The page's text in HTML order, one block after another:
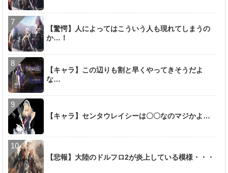
【驚愕】人によってはこういう人も現れてしまうの
か…！
【キャラ】この辺りも割と早くやってきそうだよ
な…
【キャラ】センタウレイシーは〇〇なのマジかよ…
【悲報】大陸のドルフロ2が炎上している模様・・・